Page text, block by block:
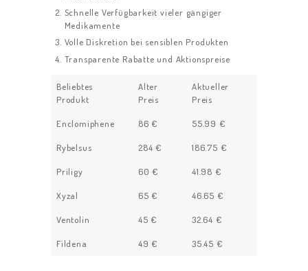
Schnelle Verfügbarkeit vieler gängiger
Medikamente
Volle Diskretion bei sensiblen Produkten
Transparente Rabatte und Aktionspreise
Beliebtes
Produkt
Alter
Preis
Aktueller
Preis
Enclomiphene 86 € 55.99 €
Rybelsus 284 € 186.75 €
Priligy 60 € 41.98 €
Xyzal 65 € 46.65 €
Ventolin 45 € 32.64 €
Fildena 49 € 35.45 €